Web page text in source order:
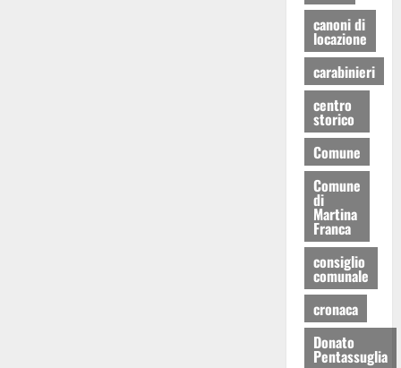
canoni di
locazione
carabinieri
centro
storico
Comune
Comune
di
Martina
Franca
consiglio
comunale
cronaca
Donato
Pentassuglia